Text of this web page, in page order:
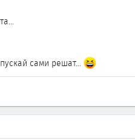
сами решат...